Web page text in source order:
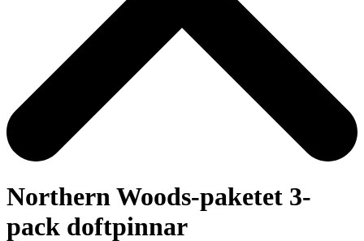
Northern Woods-paketet 3-
pack doftpinnar